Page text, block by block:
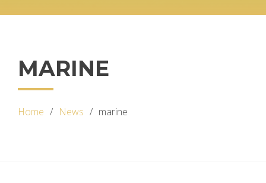
MARINE
Home News marine